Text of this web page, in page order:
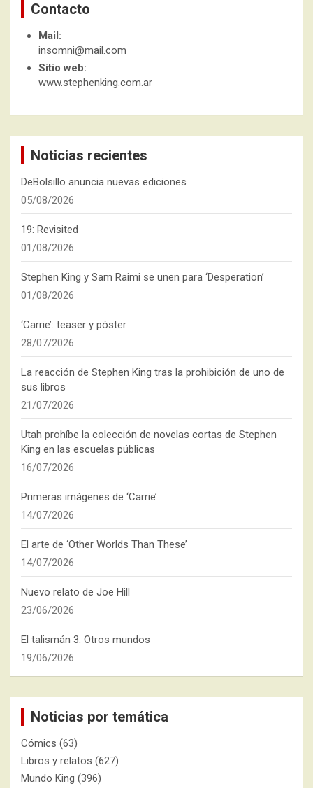
Contacto
Mail:
insomni@mail.com
Sitio web:
www.stephenking.com.ar
Noticias recientes
DeBolsillo anuncia nuevas ediciones
05/08/2026
19: Revisited
01/08/2026
Stephen King y Sam Raimi se unen para ‘Desperation’
01/08/2026
‘Carrie’: teaser y póster
28/07/2026
La reacción de Stephen King tras la prohibición de uno de
sus libros
21/07/2026
Utah prohíbe la colección de novelas cortas de Stephen
King en las escuelas públicas
16/07/2026
Primeras imágenes de ‘Carrie’
14/07/2026
El arte de ‘Other Worlds Than These’
14/07/2026
Nuevo relato de Joe Hill
23/06/2026
El talismán 3: Otros mundos
19/06/2026
Noticias por temática
Cómics (63)
Libros y relatos (627)
Mundo King (396)